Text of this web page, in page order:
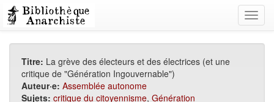
Titre: La grève des électeurs et des électrices (et une
critique de "Génération Ingouvernable")
Auteur·e: Assemblée autonome
Sujets: critique du citoyennisme, Génération